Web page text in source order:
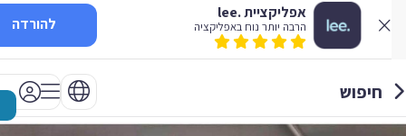
אפליקציית .lee
הרבה יותר נוח באפליקציה להורדה
חיפוש